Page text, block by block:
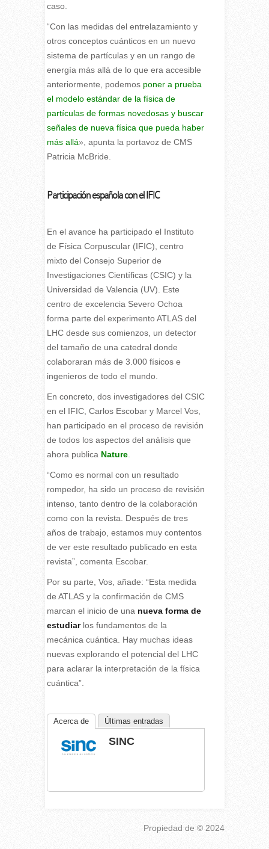
caso.
“Con las medidas del entrelazamiento y
otros conceptos cuánticos en un nuevo
sistema de partículas y en un rango de
energía más allá de lo que era accesible
anteriormente, podemos poner a prueba
el modelo estándar de la física de
partículas de formas novedosas y buscar
señales de nueva física que pueda haber
más allá», apunta la portavoz de CMS
Patricia McBride.
Participación española con el IFIC
En el avance ha participado el Instituto
de Física Corpuscular (IFIC), centro
mixto del Consejo Superior de
Investigaciones Científicas (CSIC) y la
Universidad de Valencia (UV). Este
centro de excelencia Severo Ochoa
forma parte del experimento ATLAS del
LHC desde sus comienzos, un detector
del tamaño de una catedral donde
colaboraran más de 3.000 físicos e
ingenieros de todo el mundo.
En concreto, dos investigadores del CSIC
en el IFIC, Carlos Escobar y Marcel Vos,
han participado en el proceso de revisión
de todos los aspectos del análisis que
ahora publica Nature.
“Como es normal con un resultado
rompedor, ha sido un proceso de revisión
intenso, tanto dentro de la colaboración
como con la revista. Después de tres
años de trabajo, estamos muy contentos
de ver este resultado publicado en esta
revista”, comenta Escobar.
Por su parte, Vos, añade: “Esta medida
de ATLAS y la confirmación de CMS
marcan el inicio de una nueva forma de
estudiarlos fundamentos de la
mecánica cuántica. Hay muchas ideas
nuevas explorando el potencial del LHC
para aclarar la interpretación de la física
cuántica”.
Acerca de Últimas entradas
SINC
Propiedad de © 2024